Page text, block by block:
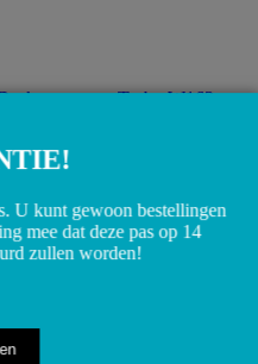
Turbo W163
U kunt gewoon bestellingen
mee dat deze pas op 14
zullen worden!